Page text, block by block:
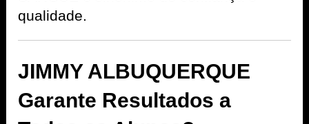
qualidade.
JIMMY ALBUQUERQUE
Garante Resultados a